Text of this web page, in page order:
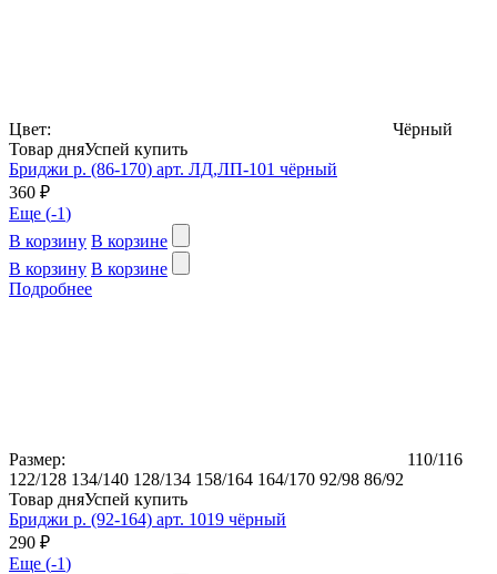
Цвет:
Чёрный
Товар дняУспей купить
Бриджи р. (86-170) арт. ЛД,ЛП-101 чёрный
360 ₽
Еще (-1)
В корзину В корзине
В корзину В корзине
Подробнее
Размер:
110/116
122/128 134/140 128/134 158/164 164/170 92/98 86/92
Товар дняУспей купить
Бриджи р. (92-164) арт. 1019 чёрный
290 ₽
Еще (-1)